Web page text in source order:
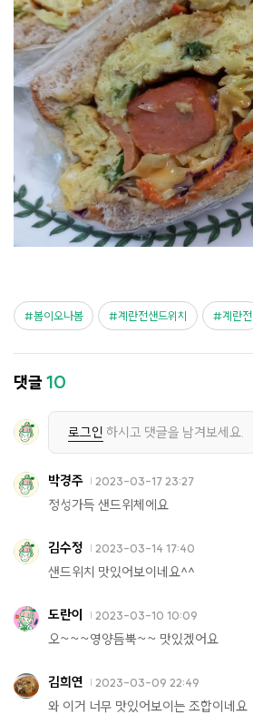
봄이오나봄 계란전샌드위치 계란전
댓글10
로그인 하시고 댓글을 남겨보세요.
박경주 2023-03-17 23:27
정성가득 샌드위체에요
김수정 2023-03-14 17:40
샌드위치 맛있어보이네요^^
도란이 2023-03-10 10:09
오~~~영양듬뿍~~ 맛있겠어요
김희연 2023-03-09 22:49
와 이거 너무 맛있어보이는 조합이네요